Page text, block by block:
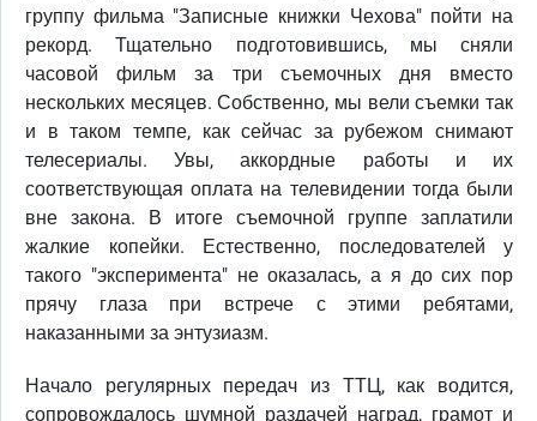
группу фильма "Записные книжки Чехова" пойти на
рекорд. Тщательно подготовившись, мы сняли
часовой фильм за три съемочных дня вместо
нескольких месяцев. Собственно, мы вели съемки так
и в таком темпе, как сейчас за рубежом снимают
телесериалы. Увы, аккордные работы и их
соответствующая оплата на телевидении тогда были
вне закона. В итоге съемочной группе заплатили
жалкие копейки. Естественно, последователей у
такого "эксперимента" не оказалась, а я до сих пор
прячу глаза при встрече с этими ребятами,
наказанными за энтузиазм.
Начало регулярных передач из ТТЦ, как водится,
сопровождалось шумной раздачей наград, грамот и